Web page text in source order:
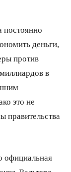
постоянно
деньги,
против
в
это не
правительства
официальная